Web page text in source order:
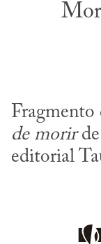
Fragmento
de morir de
editorial